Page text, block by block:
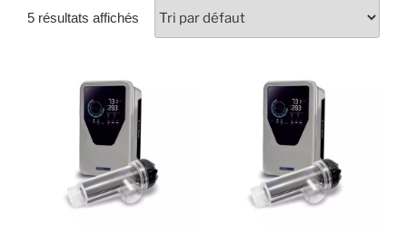
5 résultats affichés